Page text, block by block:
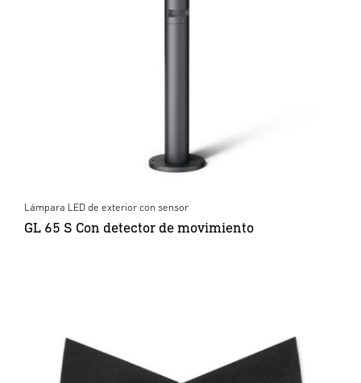
Lámpara LED de exterior con sensor
GL 65 S Con detector de movimiento